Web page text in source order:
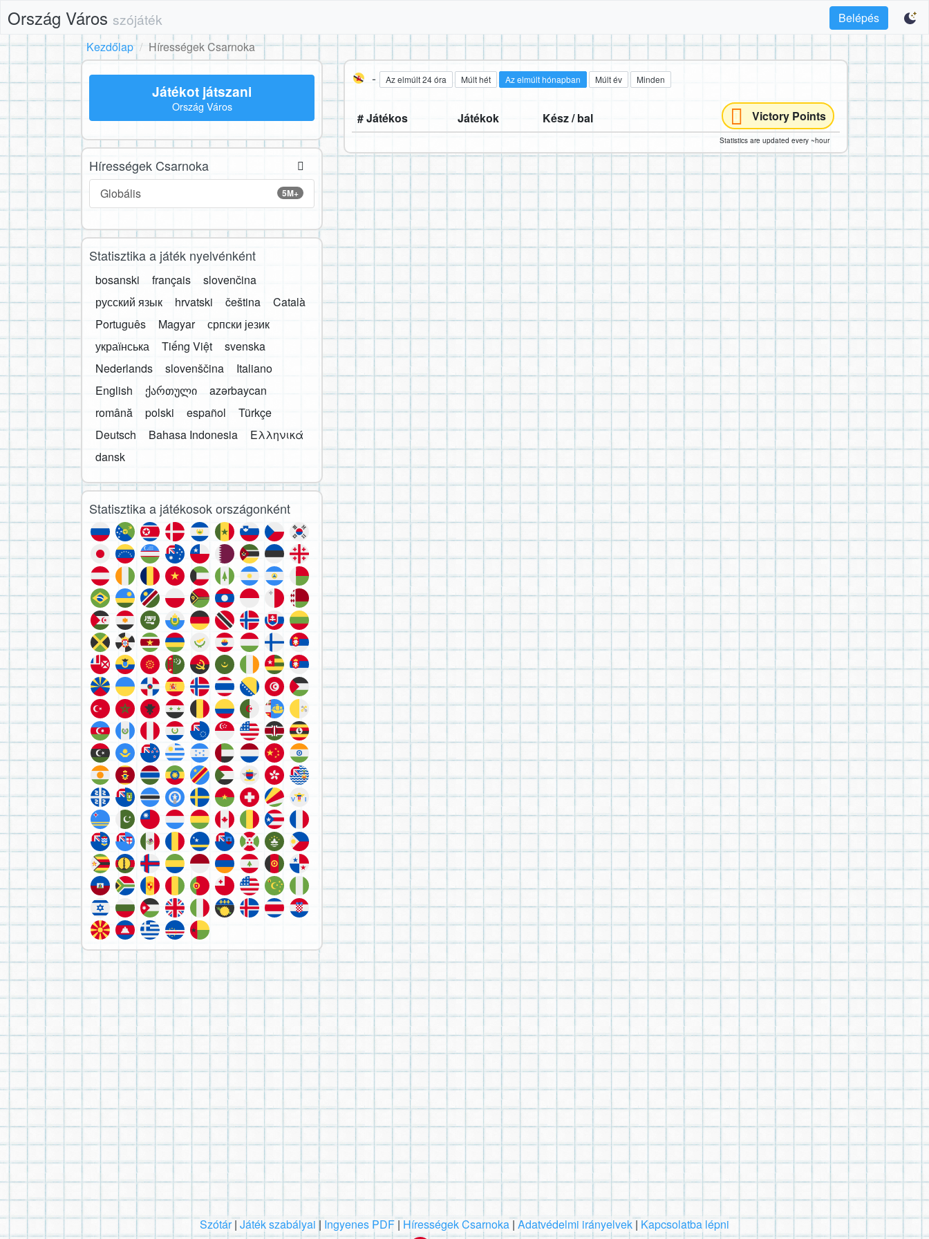
Ország Város szójáték
Belépés
Kezdőlap
Hírességek Csarnoka
- Az elmúlt 24 óra Múlt hét Az elmúlt hónapban Múlt év Minden
# Játékos Játékok Kész / bal Victory Points
Statistics are updated every ~hour
Játékot játszani
Ország Város
Hírességek Csarnoka
5M+
Globális
Statisztika a játék nyelvénként
bosanski français
slovenčina
русский язык
hrvatski čeština
Català
Português
Magyar
српски језик
українська
Tiếng Việt
svenska
Nederlands
slovenščina
Italiano
English
ქართული
azərbaycan
română
polski español
Türkçe
Deutsch
Bahasa Indonesia
Ελληνικά
dansk
Statisztika a játékosok országonként
Szótár| Játék szabályai | Ingyenes PDF | Hírességek Csarnoka | Adatvédelmi irányelvek| Kapcsolatba lépni